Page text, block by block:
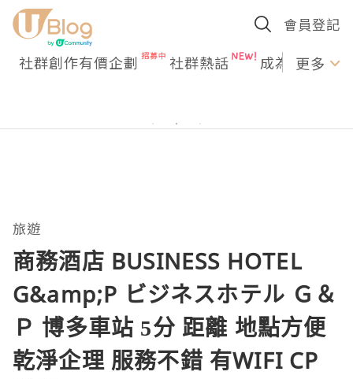
會員登記
社群創作有價企劃 社群熱話 成為U更多
旅遊
商務酒店 BUSINESS HOTEL
G&amp;P ビジネスホテル Ｇ＆
Ｐ 博多車站 5分 距離 地點方便
乾淨企理 服務不錯 有WIFI CP